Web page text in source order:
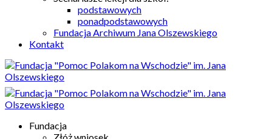
podstawowych
ponadpodstawowych
Fundacja Archiwum Jana Olszewskiego
Kontakt
Fundacja